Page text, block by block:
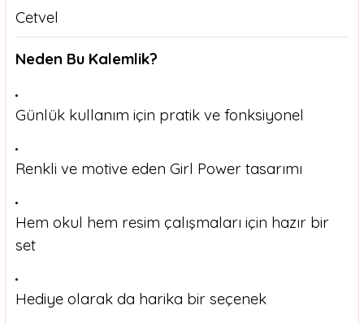
Cetvel
Neden Bu Kalemlik?
Günlük kullanım için pratik ve fonksiyonel
Renkli ve motive eden Girl Power tasarımı
Hem okul hem resim çalışmaları için hazır bir
set
Hediye olarak da harika bir seçenek